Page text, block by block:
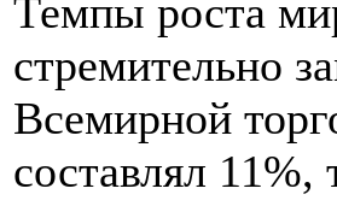
Темпы роста
стремительно
Всемирной
составлял 11%,